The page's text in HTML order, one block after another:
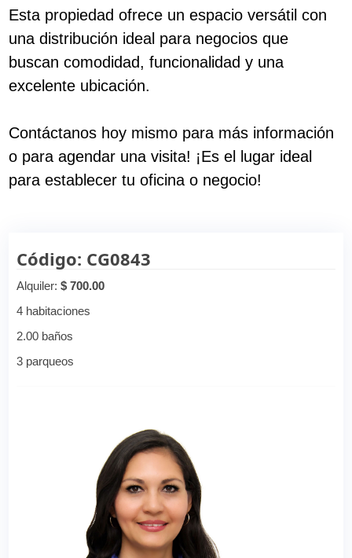
Esta propiedad ofrece un espacio versátil con
una distribución ideal para negocios que
buscan comodidad, funcionalidad y una
excelente ubicación.
Contáctanos hoy mismo para más información
o para agendar una visita! ¡Es el lugar ideal
para establecer tu oficina o negocio!
Código: CG0843
Alquiler:$ 700.00
4 habitaciones
2.00 baños
3 parqueos